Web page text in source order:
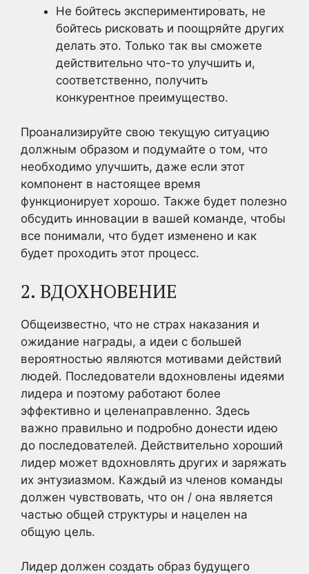
Не бойтесь экспериментировать, не
бойтесь рисковать и поощряйте других
делать это. Только так вы сможете
действительно что-то улучшить и,
соответственно, получить
конкурентное преимущество.
Проанализируйте свою текущую ситуацию
должным образом и подумайте о том, что
необходимо улучшить, даже если этот
компонент в настоящее время
функционирует хорошо. Также будет полезно
обсудить инновации в вашей команде, чтобы
все понимали, что будет изменено и как
будет проходить этот процесс.
2. ВДОХНОВЕНИЕ
Общеизвестно, что не страх наказания и
ожидание награды, а идеи с большей
вероятностью являются мотивами действий
людей. Последователи вдохновлены идеями
лидера и поэтому работают более
эффективно и целенаправленно. Здесь
важно правильно и подробно донести идею
до последователей. Действительно хороший
лидер может вдохновлять других и заряжать
их энтузиазмом. Каждый из членов команды
должен чувствовать, что он / она является
частью общей структуры и нацелен на
общую цель.
Лидер должен создать образ будущего